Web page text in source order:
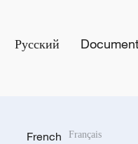
Русский
French Français